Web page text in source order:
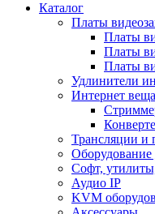
Каталог
Платы
Платы
Платы
Платы
Удлинители
Интернет
Трансляции и
Оборудование
Софт,
Аудио IP
KVM